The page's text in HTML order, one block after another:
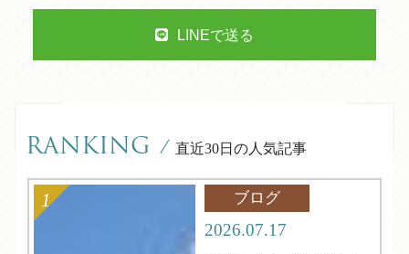
LINEで送る
RANKING / 直近30日の人気記事
ブログ
2026.07.17